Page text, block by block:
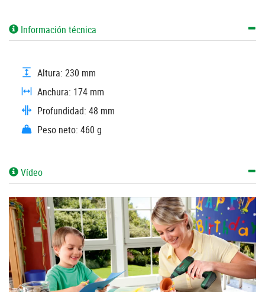
Información técnica
Altura: 230 mm
Anchura: 174 mm
Profundidad: 48 mm
Peso neto: 460 g
Vídeo